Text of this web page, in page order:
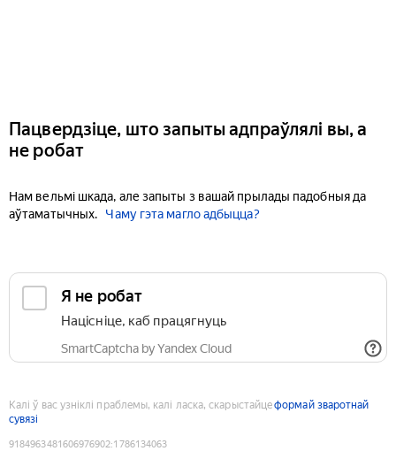
Пацвердзіце, што запыты адпраўлялі вы, а
не робат
Нам вельмі шкада, але запыты з вашай прылады падобныя да
аўтаматычных.
Чаму гэта магло адбыцца?
Я не робат
Націсніце, каб працягнуць
SmartCaptcha by Yandex Cloud
Калі ў вас узніклі праблемы, калі ласка, скарыстайцеформай зваротнай
сувязі
9184963481606976902:1786134063